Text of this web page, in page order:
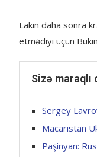
Lakin daha sonra
etmədiyi üçün
Sizə maraqlı
Sergey
Macarıstan
Paşinyan: